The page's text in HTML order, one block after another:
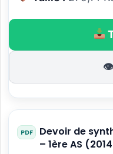
👁
Devoir de
– 1ère AS